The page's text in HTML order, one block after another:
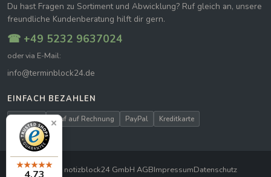
Du hast Fragen zu Sortiment und Abwicklung? Ruf gleich an, unsere
freundliche Kundenberatung hilft dir gern.
☎ +49 5232 9637024
oder via E-Mail:
info@terminblock24.de
EINFACH BEZAHLEN
Kauf auf Rechnung PayPal Kreditkarte
© 2026 notizblock24 GmbH AGBImpressumDatenschutz